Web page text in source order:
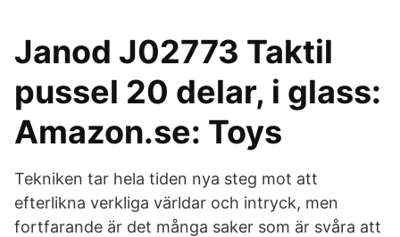
Janod J02773 Taktil
pussel 20 delar, i glass:
Amazon.se: Toys
Tekniken tar hela tiden nya steg mot att
efterlikna verkliga världar och intryck, men
fortfarande är det många saker som är svåra att